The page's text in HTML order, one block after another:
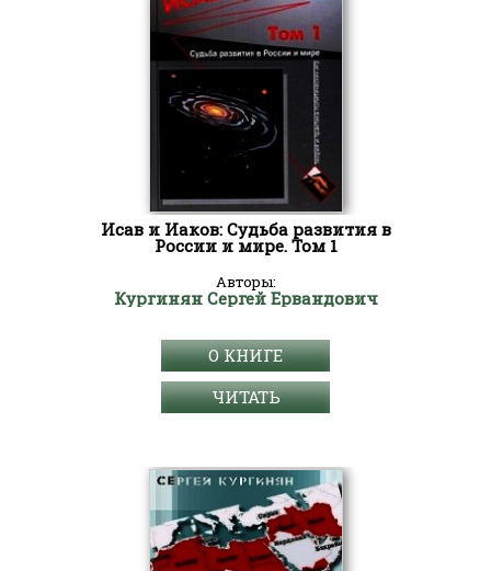
Исав и Иаков: Судьба развития в
России и мире. Том 1
Авторы:
Кургинян Сергей Ервандович
О КНИГЕ
ЧИТАТЬ